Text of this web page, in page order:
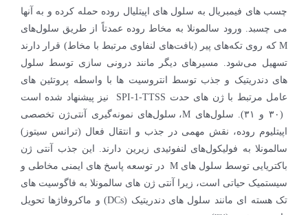
چسب های فیمبریال به سلول های اپیتلیال روده حمله کرده و به آنها
می چسبد. ورود سالمونلا به مخاط روده عمدتاً از طریق سلول‌های
M که روی تکه‌های پیر (بافت‌های لنفاوی مرتبط با مخاط) قرار دارند
تسهیل می‌شود. مسیرهای دیگر مانند درونی سازی توسط سلول
های دندریتیک و جذب توسط انتروسیت ها با واسطه پروتئین های
عامل مرتبط با ژن های حدت SPI-1-TTSS نیز پیشنهاد شده است
(۳۰ و ۳۱). سلول‌های M، سلول‌های نمونه‌گیری آنتی‌ژن تخصصی
اپیتلیوم روده، نقش مهمی در جذب و انتقال فعال (ترانس سیتوز)
سالمونلا به فولیکول‌های لنفوئیدی زیرین دارند. این جذب آنتی ژن
باکتریایی توسط سلول های M در توسعه پاسخ های ایمنی مخاطی و
سیستمیک حیاتی است، زیرا آنتی ژن های سالمونلا به فاگوسیت های
تک هسته ای مانند سلول های دندریتیک (DCs) و ماکروفاژها تحویل